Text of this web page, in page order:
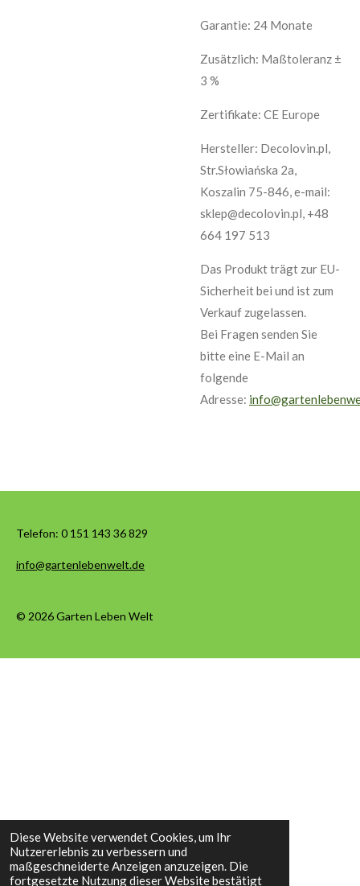
Diese Website verwendet Cookies, um Ihr
Nutzererlebnis zu verbessern und
maßgeschneiderte Anzeigen anzuzeigen. Die
fortgesetzte Nutzung dieser Website bestätigt
Garantie: 24 Monate
Zusätzlich: Maßtoleranz ±
3 %
Zertifikate: CE Europe
Hersteller: Decolovin.pl,
Str.Słowiańska 2a,
Koszalin 75-846, e-mail:
sklep@decolovin.pl, +48
664 197 513
Das Produkt trägt zur EU-
Sicherheit bei und ist zum
Verkauf zugelassen.
Bei Fragen senden Sie
bitte eine E-Mail an
folgende
Adresse:
Telefon: 0 151 143 36 829
info@gartenlebenwelt.de
© 2026 Garten Leben Welt